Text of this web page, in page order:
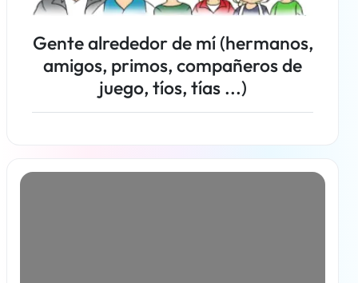
Gente alrededor de mí (hermanos,
amigos, primos, compañeros de
juego, tíos, tías ...)
Más información